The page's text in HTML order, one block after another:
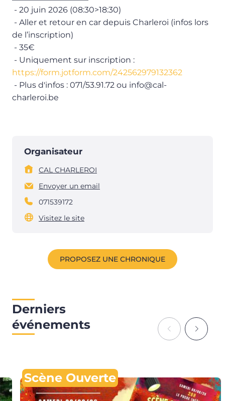
- 20 juin 2026 (08:30>18:30)
- Aller et retour en car depuis Charleroi (infos lors
de l’inscription)
- 35€
- Uniquement sur inscription :
https://form.jotform.com/242562979132362
- Plus d'infos : 071/53.91.72 ou info@cal-
charleroi.be
Organisateur
CAL CHARLEROI
Envoyer un email
071539172
Visitez le site
PROPOSEZ UNE CHRONIQUE
Derniers
événements
Scène Ouverte